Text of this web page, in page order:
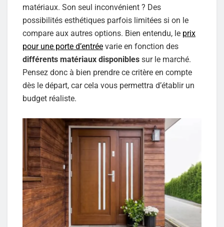
matériaux. Son seul inconvénient ? Des
possibilités esthétiques parfois limitées si on le
compare aux autres options. Bien entendu, le prix
pour une porte d’entrée varie en fonction des
différents matériaux disponibles sur le marché.
Pensez donc à bien prendre ce critère en compte
dès le départ, car cela vous permettra d’établir un
budget réaliste.